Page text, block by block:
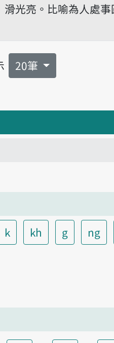
bīn buah-piah
滑光亮。比喻為人處
20筆
k kh g ng